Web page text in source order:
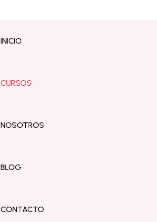
INICIO
CURSOS
NOSOTROS
BLOG
CONTACTO